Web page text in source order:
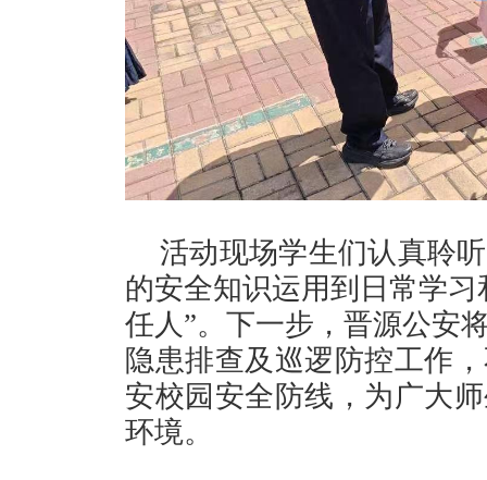
活动现场学生们认真聆
的安全知识运用到日常学
任人”。下一步，晋源公安
隐患排查及巡逻防控工作
安校园安全防线，为广大
环境。